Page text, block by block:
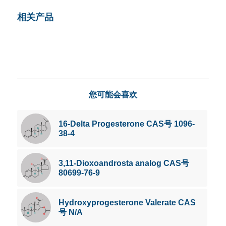
相关产品
您可能会喜欢
16-Delta Progesterone CAS号 1096-
38-4
3,11-Dioxoandrosta analog CAS号
80699-76-9
Hydroxyprogesterone Valerate CAS
号 N/A